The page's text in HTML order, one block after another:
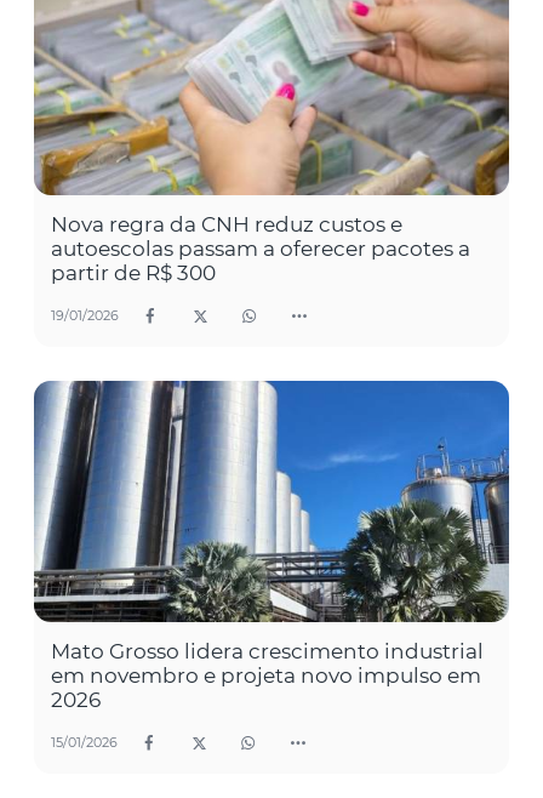
Nova regra da CNH reduz custos e
autoescolas passam a oferecer pacotes a
partir de R$ 300
19/01/2026
Mato Grosso lidera crescimento industrial
em novembro e projeta novo impulso em
2026
15/01/2026